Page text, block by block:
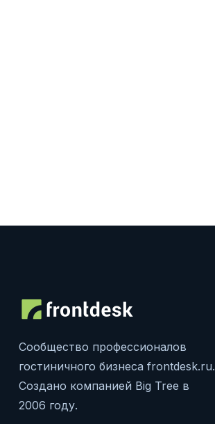
Сообщество профессионалов
гостиничного бизнеса frontdesk.ru.
Создано компанией Big Tree в
2006 году.